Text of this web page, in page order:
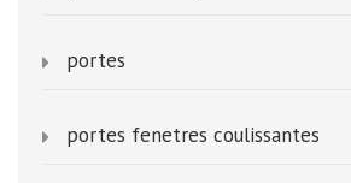
portes
portes fenetres coulissantes